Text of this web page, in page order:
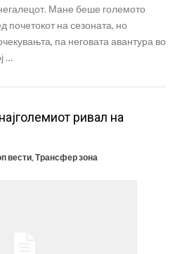
Мане беше големото
почетокот на сезоната, но
па неговата авантура во
…
ривал на
вести,Трансфер зона